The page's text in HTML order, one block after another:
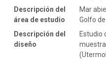
Descripción del
área de estudio
Mar
Golfo de
Descripción del
diseño
Estudio